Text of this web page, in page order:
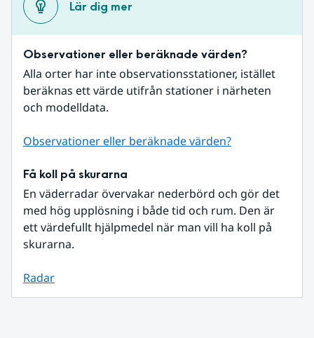
Lär dig mer
Observationer eller beräknade värden?
Alla orter har inte observationsstationer, istället
beräknas ett värde utifrån stationer i närheten
och modelldata.
Observationer eller beräknade värden?
Få koll på skurarna
En väderradar övervakar nederbörd och gör det
med hög upplösning i både tid och rum. Den är
ett värdefullt hjälpmedel när man vill ha koll på
skurarna.
Radar